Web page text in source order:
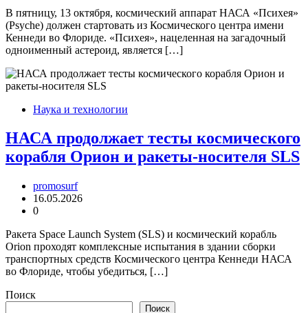
В пятницу, 13 октября, космический аппарат НАСА «Психея»
(Psyche) должен стартовать из Космического центра имени
Кеннеди во Флориде. «Психея», нацеленная на загадочный
одноименный астероид, является […]
Наука и технологии
НАСА продолжает тесты космического
корабля Орион и ракеты-носителя SLS
promosurf
16.05.2026
0
Ракета Space Launch System (SLS) и космический корабль
Orion проходят комплексные испытания в здании сборки
транспортных средств Космического центра Кеннеди НАСА
во Флориде, чтобы убедиться, […]
Поиск
Поиск